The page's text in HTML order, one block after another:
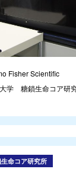
Fisher Scientific
学 糖鎖生命コア研
命コア研究所